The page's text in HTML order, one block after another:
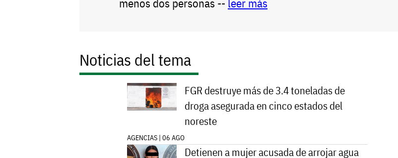
menos dos personas -- leer más
Noticias del tema
FGR destruye más de 3.4 toneladas de
droga asegurada en cinco estados del
noreste
AGENCIAS | 06 AGO
Detienen a mujer acusada de arrojar agua